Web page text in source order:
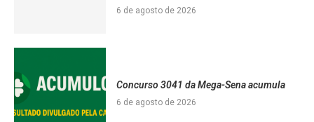
6 de agosto de 2026
Concurso 3041 da Mega-Sena acumula
6 de agosto de 2026